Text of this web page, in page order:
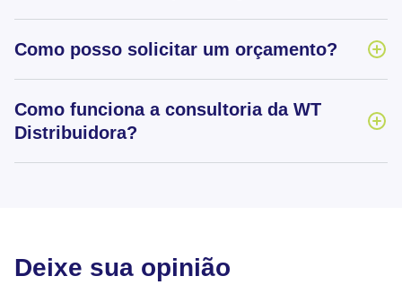
Como posso solicitar um orçamento?
Como funciona a consultoria da WT
Distribuidora?
Deixe sua opinião